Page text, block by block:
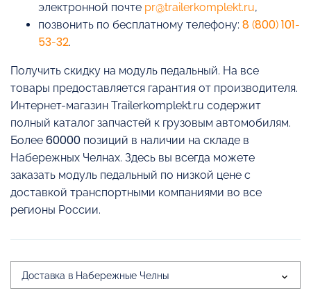
электронной почте pr@trailerkomplekt.ru,
позвонить по бесплатному телефону: 8 (800) 101-
53-32.
Получить скидку на модуль педальный. На все
товары предоставляется гарантия от производителя.
Интернет-магазин Trailerkomplekt.ru содержит
полный каталог запчастей к грузовым автомобилям.
Более 60000 позиций в наличии на складе в
Набережных Челнах. Здесь вы всегда можете
заказать модуль педальный по низкой цене с
доставкой транспортными компаниями во все
регионы России.
Доставка в Набережные Челны